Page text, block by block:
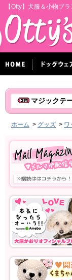
【Otty】犬服＆小物ブ
マジックテ
ホーム > グッズ > ワ